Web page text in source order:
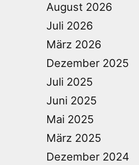
August 2026
Juli 2026
März 2026
Dezember 2025
Juli 2025
Juni 2025
Mai 2025
März 2025
Dezember 2024